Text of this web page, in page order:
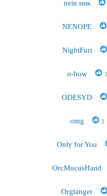
nein ник
NENOPE
NightFuri
o-how 3
ODESYD
omg 3
Only for You
OrcMucusHand
Orgtanger